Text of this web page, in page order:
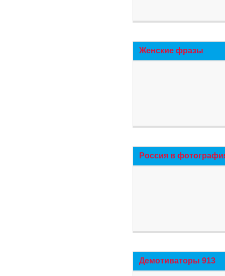
Женские фразы
Россия в
Демотиваторы 913